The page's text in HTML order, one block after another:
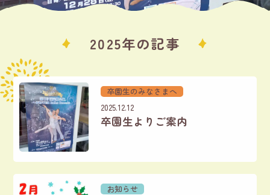
2025年の記事
卒園生のみなさまへ
2025.12.12
卒園生よりご案内
お知らせ